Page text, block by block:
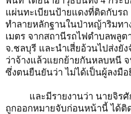
แผ่นทะเบียนป้ายแดงที่ติดกับรถ
ทำลายหลักฐานในป่าหญ้าริมทา
เมตร จากสถานีรถไฟตำบลพลูต
จ.ชลบุรี และนำเสี่ยอ้วนไปส่งยัง
ว่าจ้างแล้วแยกย้ายกันหลบหนี
ซึ่งตนยืนยันว่า ไม่ได้เป็นผู้ลงมื
และมีรายงานว่า นายจิร
ถูกออกหมายจับก่อนหน้านี้ ได้ติ